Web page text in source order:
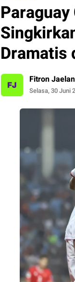
Dramatis
Fitron
Selasa, 30 Juni